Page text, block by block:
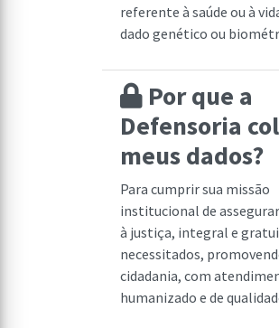
referente à saúde ou à
dado genético ou
Por que a
Defensoria
meus dados?
Para cumprir sua missão
institucional de
à justiça, integral e
necessitados,
cidadania, com
humanizado e de